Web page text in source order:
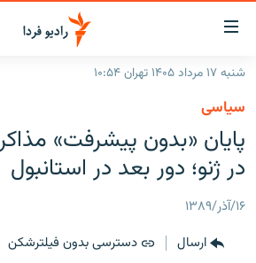
لینک‌های
قابلیت
دسترسی
بازگشت
منوی
اصلی
رفتن
صفحه
جستجو
ایران
جهان
برنامه‌های رادیویی
پادکست
چندرسانه‌ای
شنبه ۱۷ مرداد ۱۴۰۵ تهران ۱۰:۵۴
سیاسی
پایان «بدون پیشرفت»
در ژنو؛ دور بعد در استانبول
۱۶/آذر/۱۳۸۹
ارسال
دسترسی بدون فیلترشکن